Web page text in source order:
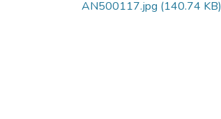
AN500117.jpg (140.74 KB)